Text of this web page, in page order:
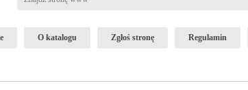
O katalogu Zgłoś stronę Regulamin